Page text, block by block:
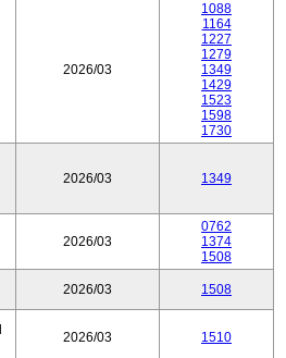
2026/03
1088
1164
1227
1279
1349
1429
1523
1598
1730
2026/03 1349
2026/03
0762
1374
1508
2026/03 1508
2026/03 1510